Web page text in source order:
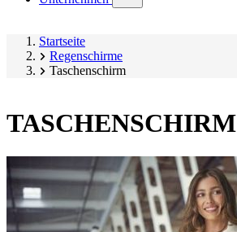
submenu)
Startseite
Regenschirme
Taschenschirm
TASCHENSCHIRM